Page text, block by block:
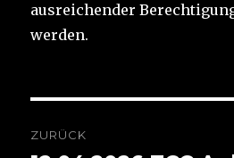
ausreichender
werden.
ZURÜCK